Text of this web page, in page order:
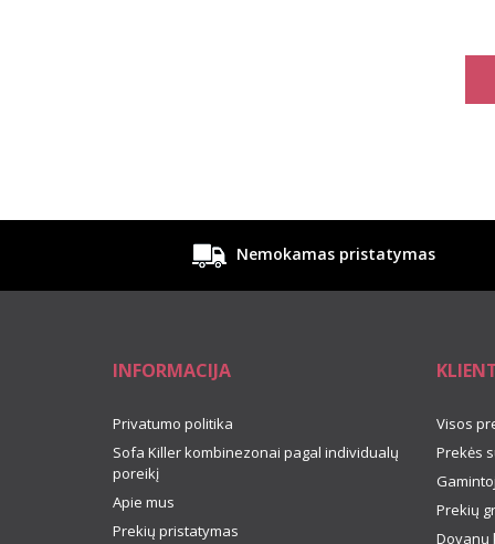
Nemokamas pristatymas
INFORMACIJA
Privatumo politika
Sofa Killer kombinezonai pagal individualų
poreikį
Apie mus
Prekių pristatymas
Visos
Prekės
Prekių
Dovanų